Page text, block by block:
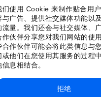
们使用 Cookie 来制作贴合用
与广告、提供社交媒体功能以
流量。我们还会与社交媒体、
作伙伴分享您对我们网站的使
合作伙伴可能会将此类信息与
或他们在您使用其服务的过程
信息相结合。
拒绝